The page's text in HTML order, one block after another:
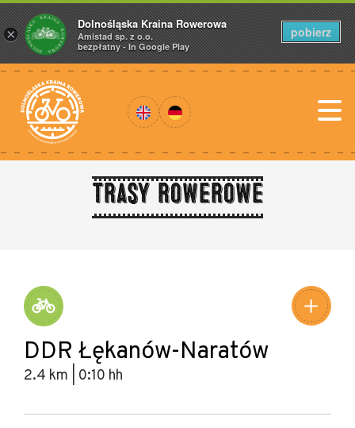
Trasy rowerowe
DDR Łękanów-Naratów
2.4 km | 0:10 hh
×
Dolnośląska Kraina Rowerowa
Amistad sp. z o.o.
bezpłatny - In Google Play
pobierz